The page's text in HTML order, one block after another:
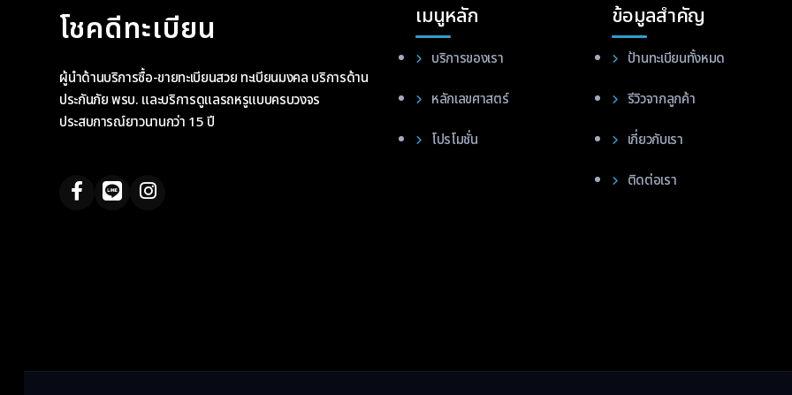
โชคดีทะเบียน
ผู้นำด้านบริการซื้อ-ขายทะเบียนสวย ทะเบียนมงคล บริการด้าน
ประกันภัย พรบ. และบริการดูแลรถหรูแบบครบวงจร
ประสบการณ์ยาวนานกว่า 15 ปี
เมนูหลัก
บริการของเรา
หลักเลขศาสตร์
โปรโมชั่น
ข้อมูลสำคัญ
ป้านทะเบียนทั้งหมด
รีวิวจากลูกค้า
เกี่ยวกับเรา
ติดต่อเรา